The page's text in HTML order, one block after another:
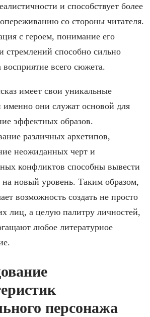
и способствует более
со стороны читателя.
с героем, понимание его
стремлений способно сильно
восприятие всего сюжета.
имеет свои уникальные
именно они служат основой для
эффектных образов.
различных архетипов,
неожиданных черт и
конфликтов способны вывести
на новый уровень. Таким образом,
возможность создать не просто
лиц, а целую палитру личностей,
любое литературное
персонажа